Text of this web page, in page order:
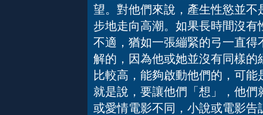
望。對他們來說，產生性慾並
步地走向高潮。如果長時間沒
不適，猶如一張繃緊的弓一直
解的，因為他或她並沒有同樣
比較高，能夠啟動他們的，可
就是說，要讓他們「想」，他
或愛情電影不同，小說或電影